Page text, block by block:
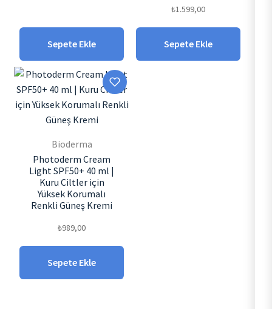
Sepete Ekle
₺1.599,00
Sepete Ekle
Bioderma
Photoderm Cream
Light SPF50+ 40 ml |
Kuru Ciltler için
Yüksek Korumalı
Renkli Güneş Kremi
₺989,00
Sepete Ekle